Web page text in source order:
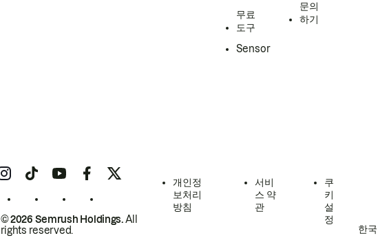
무료
도구
Sensor
문의
하기
© 2026 Semrush Holdings.All
rights reserved.
개인정
보처리
방침
서비
스 약
관
쿠
키
설
정
한